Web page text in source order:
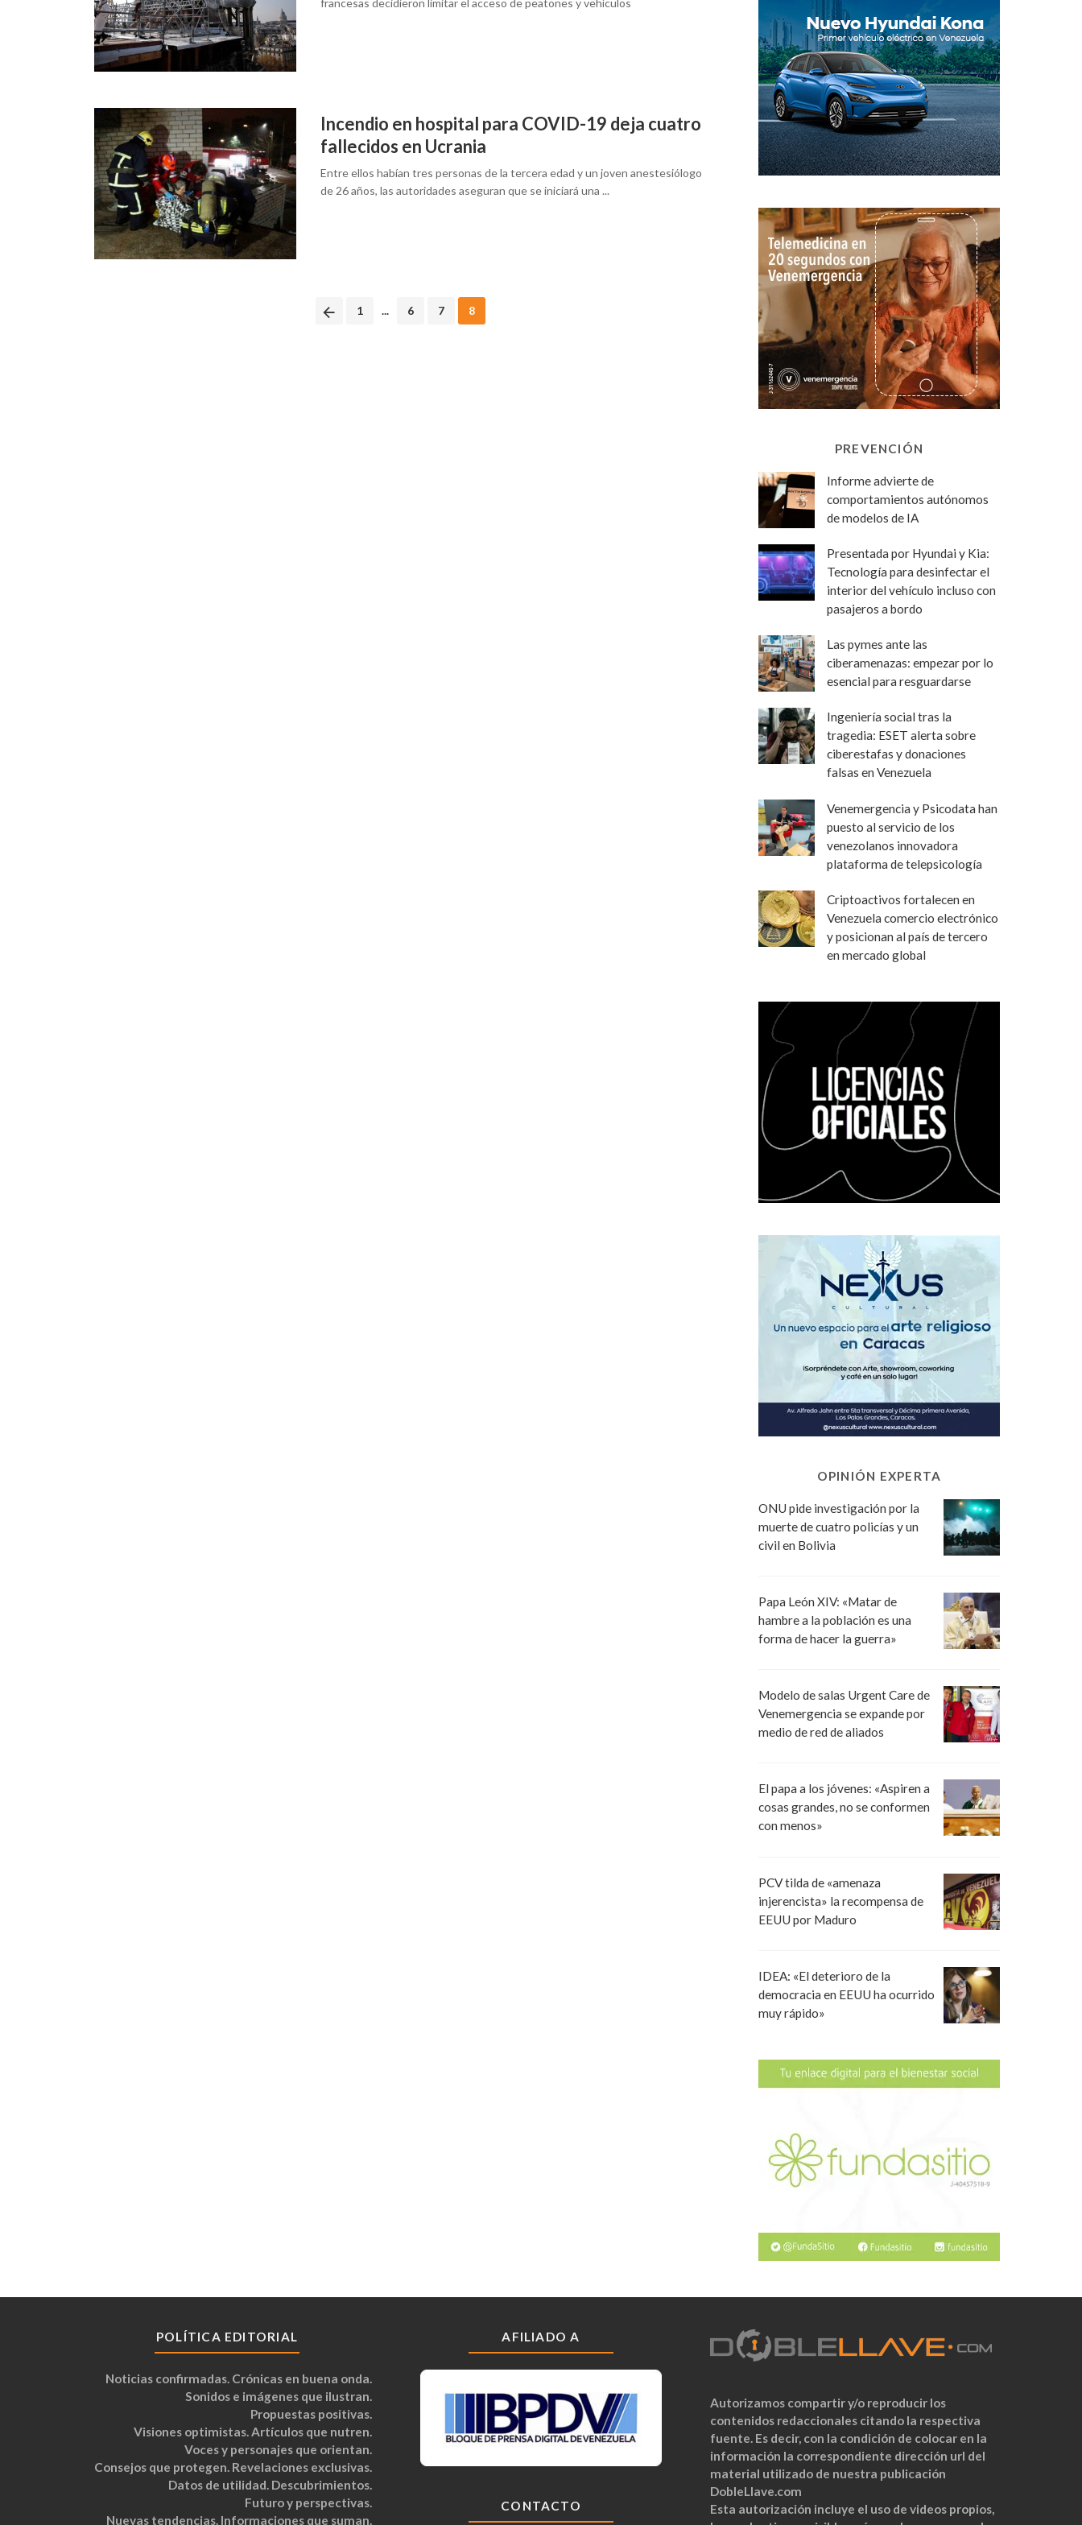
francesas decidieron limitar el acceso de peatones y vehículos
Incendio en hospital para COVID-19 deja cuatro
fallecidos en Ucrania
Entre ellos habían tres personas de la tercera edad y un joven anestesiólogo
de 26 años, las autoridades aseguran que se iniciará una ...
1 ... 6 7 8
PREVENCIÓN
Informe advierte de
comportamientos autónomos
de modelos de IA
Presentada por Hyundai y Kia:
Tecnología para desinfectar el
interior del vehículo incluso con
pasajeros a bordo
Las pymes ante las
ciberamenazas: empezar por lo
esencial para resguardarse
Ingeniería social tras la
tragedia: ESET alerta sobre
ciberestafas y donaciones
falsas en Venezuela
Venemergencia y Psicodata han
puesto al servicio de los
venezolanos innovadora
plataforma de telepsicología
Criptoactivos fortalecen en
Venezuela comercio electrónico
y posicionan al país de tercero
en mercado global
OPINIÓN EXPERTA
ONU pide investigación por la
muerte de cuatro policías y un
civil en Bolivia
Papa León XIV: «Matar de
hambre a la población es una
forma de hacer la guerra»
Modelo de salas Urgent Care de
Venemergencia se expande por
medio de red de aliados
El papa a los jóvenes: «Aspiren a
cosas grandes, no se conformen
con menos»
PCV tilda de «amenaza
injerencista» la recompensa de
EEUU por Maduro
IDEA: «El deterioro de la
democracia en EEUU ha ocurrido
muy rápido»
POLÍTICA EDITORIAL
Noticias confirmadas. Crónicas en buena onda.
Sonidos e imágenes que ilustran.
Propuestas positivas.
Visiones optimistas. Artículos que nutren.
Voces y personajes que orientan.
Consejos que protegen. Revelaciones exclusivas.
Datos de utilidad. Descubrimientos.
Futuro y perspectivas.
Nuevas tendencias. Informaciones que suman.
AFILIADO A
CONTACTO
Autorizamos compartir y/o reproducir los
contenidos redaccionales citando la respectiva
fuente. Es decir, con la condición de colocar en la
información la correspondiente dirección url del
material utilizado de nuestra publicación
DobleLlave.com
Esta autorización incluye el uso de videos propios,